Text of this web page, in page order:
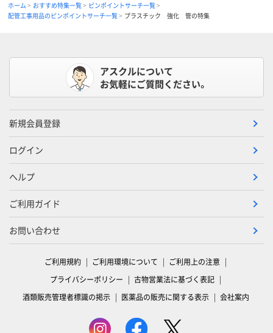
ホーム おすすめ特集一覧
ピンポイントサーチ一覧
配管工事用品のピンポイントサーチ一覧
プラスチック 強化 管の特集
アスクルについて
お気軽にご質問ください。
新規会員登録
ログイン
ヘルプ
ご利用ガイド
お問い合わせ
ご利用規約 ご利用環境について
ご利用上の注意
プライバシーポリシー
古物営業法に基づく表記
酒類販売管理者標識の掲示
医薬品の販売に関する表示 会社案内